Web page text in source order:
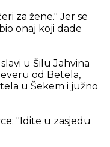
za žene." Jer se
onaj koji dade
u Šilu Jahvina
od Betela,
u Šekem i južno
"Idite u zasjedu